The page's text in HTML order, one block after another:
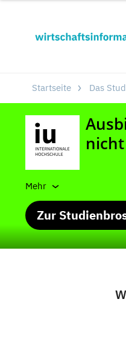
Startseite Das
Mehr
Zur